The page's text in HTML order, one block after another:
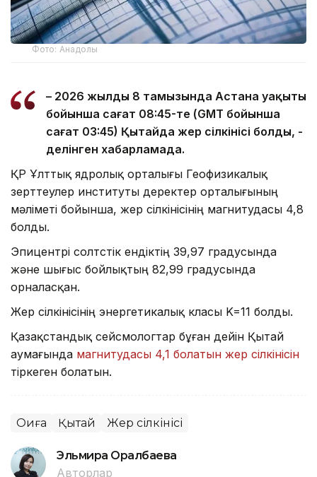
Фото: Анадолы
– 2026 жылдың 8 тамызында Астана уақыты
бойынша сағат 08:45-те (GMT бойынша
сағат 03:45) Қытайда жер сілкінісі болды, -
делінген хабарламада.
ҚР Ұлттық ядролық орталығы Геофизикалық
зерттеулер институты деректер орталығының
мәліметі бойынша, жер сілкінісінің магнитудасы 4,8
болды.
Эпицентрі солтүстік ендіктің 39,97 градусында
және шығыс бойлықтың 82,99 градусында
орналасқан.
Жер сілкінісінің энергетикалық класы K=11 болды.
Қазақстандық сейсмологтар бұған дейін Қытай
аумағында магнитудасы 4,1 болатын жер сілкінісін
тіркеген болатын.
Оқиға Қытай Жер сілкінісі
Эльмира Оралбаева
Авторлар